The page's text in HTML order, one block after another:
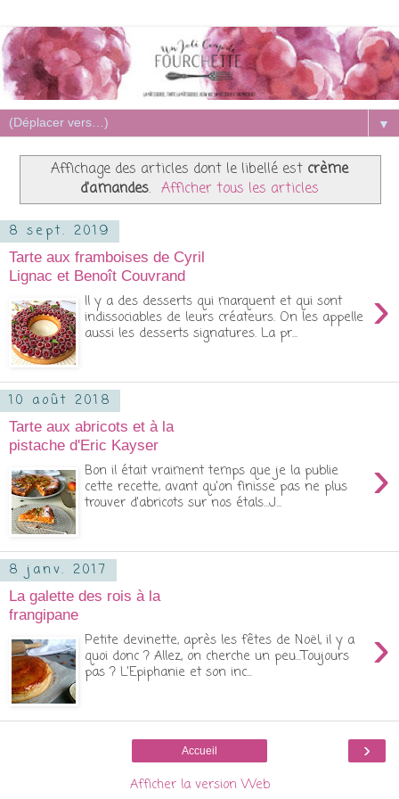
▼
Affichage des articles dont le libellé est crème
d'amandes. Afficher tous les articles
8 sept. 2019
Tarte aux framboises de Cyril
Lignac et Benoît Couvrand
›
Il y a des desserts qui marquent et qui sont
indissociables de leurs créateurs. On les appelle
aussi les desserts signatures. La pr...
10 août 2018
Tarte aux abricots et à la
pistache d'Eric Kayser
›
Bon il était vraiment temps que je la publie
cette recette, avant qu'on finisse pas ne plus
trouver d'abricots sur nos étals...J...
8 janv. 2017
La galette des rois à la
frangipane
›
Petite devinette, après les fêtes de Noël, il y a
quoi donc ? Allez, on cherche un peu...Toujours
pas ? L'Epiphanie et son inc...
›
Accueil
Afficher la version Web